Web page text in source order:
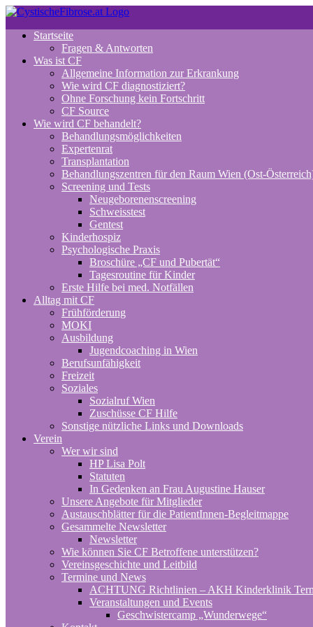
Zum
springenStartseite
Fragen & Antworten
Was ist CF
Allgemeine Information zur Erkrankung
Wie wird CF diagnostiziert?
Ohne Forschung kein Fortschritt
CF Source
Wie wird CF behandelt?
Behandlungsmöglichkeiten
Expertenrat
Transplantation
Behandlungszentren für den Raum Wien (Ost-
Screening und Tests
Neugeborenenscreening
Schweisstest
Gentest
Kinderhospiz
Psychologische Praxis
Broschüre „CF und Pubertät“
Tagesroutine für Kinder
Erste Hilfe bei med. Notfällen
Alltag mit CF
Frühförderung
MOKI
Ausbildung
Jugendcoaching in Wien
Berufsunfähigkeit
Freizeit
Soziales
Sozialruf Wien
Zuschüsse CF Hilfe
Sonstige nützliche Links und Downloads
Verein
Wer wir sind
HP Lisa Polt
Statuten
In Gedenken an Frau Augustine Hauser
Unsere Angebote für Mitglieder
Austauschblätter für die PatientInnen-Begleitmappe
Gesammelte Newsletter
Newsletter
Wie können Sie CF Betroffene unterstützen?
Vereinsgeschichte und Leitbild
Termine und News
ACHTUNG Richtlinien – AKH Kinderklinik
Veranstaltungen und Events
Geschwistercamp „Wunderwege“